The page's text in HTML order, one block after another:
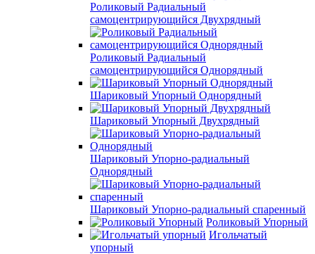
Роликовый Радиальный
самоцентрирующийся Двухрядный
Роликовый Радиальный
самоцентрирующийся Однорядный
Шариковый Упорный Однорядный
Шариковый Упорный Двухрядный
Шариковый Упорно-радиальный
Однорядный
Шариковый Упорно-радиальный спаренный
Роликовый Упорный
Игольчатый
упорный